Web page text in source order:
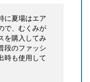
に夏場はエア
で、むくみが
を購入してみ
段のファッシ
時も使用して